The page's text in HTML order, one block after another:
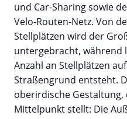
und Car-Sharing sowie
Velo-Routen-Netz. Von
Stellplätzen wird der
untergebracht, während
Anzahl an Stellplätzen
Straßengrund entsteht.
oberirdische Gestaltung,
Mittelpunkt stellt: Die